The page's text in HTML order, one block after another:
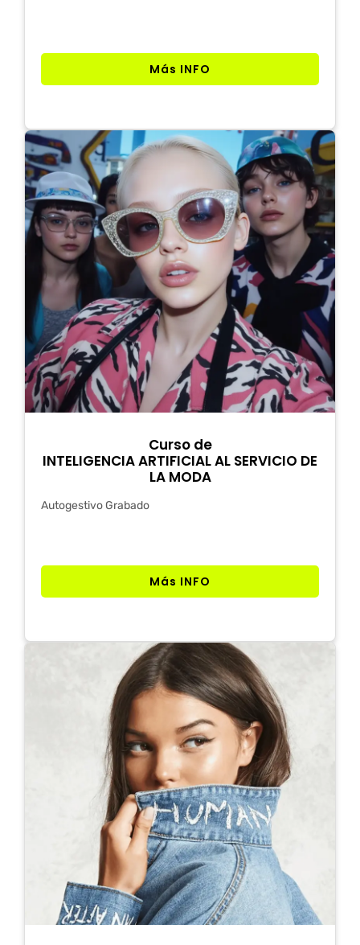
Más INFO
Curso de
INTELIGENCIA ARTIFICIAL AL SERVICIO DE
LA MODA
Autogestivo Grabado
Más INFO